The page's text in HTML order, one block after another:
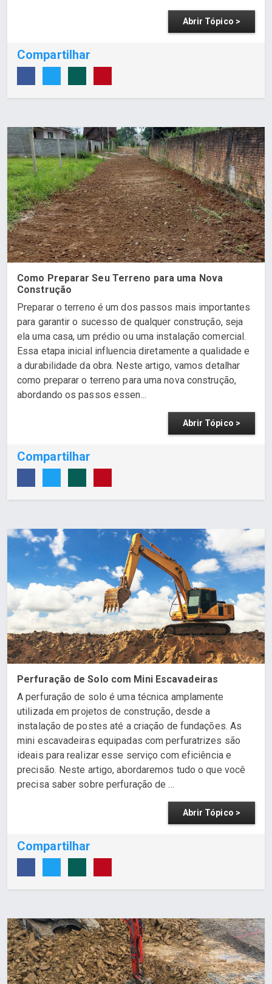
Abrir Tópico >
Compartilhar
Como Preparar Seu Terreno para uma Nova
Construção
Preparar o terreno é um dos passos mais importantes
para garantir o sucesso de qualquer construção, seja
ela uma casa, um prédio ou uma instalação comercial.
Essa etapa inicial influencia diretamente a qualidade e
a durabilidade da obra. Neste artigo, vamos detalhar
como preparar o terreno para uma nova construção,
abordando os passos essen...
Abrir Tópico >
Compartilhar
Perfuração de Solo com Mini Escavadeiras
A perfuração de solo é uma técnica amplamente
utilizada em projetos de construção, desde a
instalação de postes até a criação de fundações. As
mini escavadeiras equipadas com perfuratrizes são
ideais para realizar esse serviço com eficiência e
precisão. Neste artigo, abordaremos tudo o que você
precisa saber sobre perfuração de ...
Abrir Tópico >
Compartilhar